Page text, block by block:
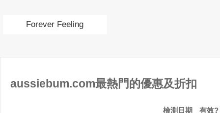
Forever Feeling
aussiebum.com最熱門的優惠及折扣
檢測日期 有效?